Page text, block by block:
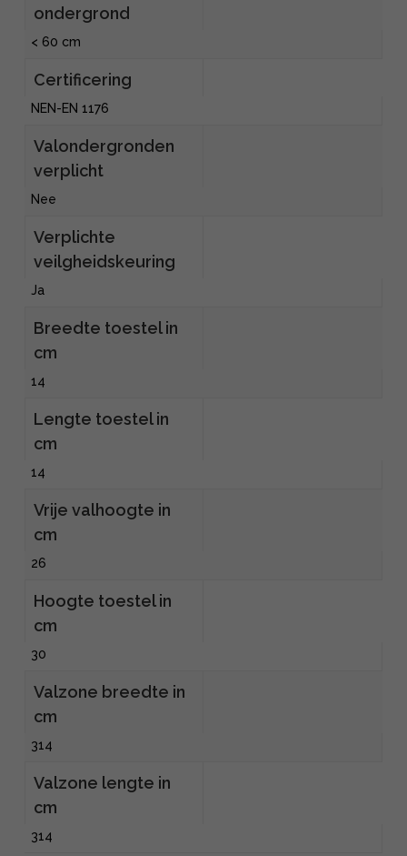
ondergrond
< 60 cm
Certificering
NEN-EN 1176
Valondergronden
verplicht
Nee
Verplichte
veilgheidskeuring
Ja
Breedte toestel in
cm
14
Lengte toestel in
cm
14
Vrije valhoogte in
cm
26
Hoogte toestel in
cm
30
Valzone breedte in
cm
314
Valzone lengte in
cm
314